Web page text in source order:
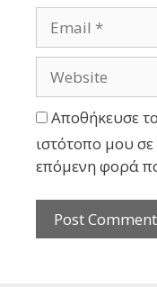
Αποθήκευσε
ιστότοπο μου
επόμενη φορά